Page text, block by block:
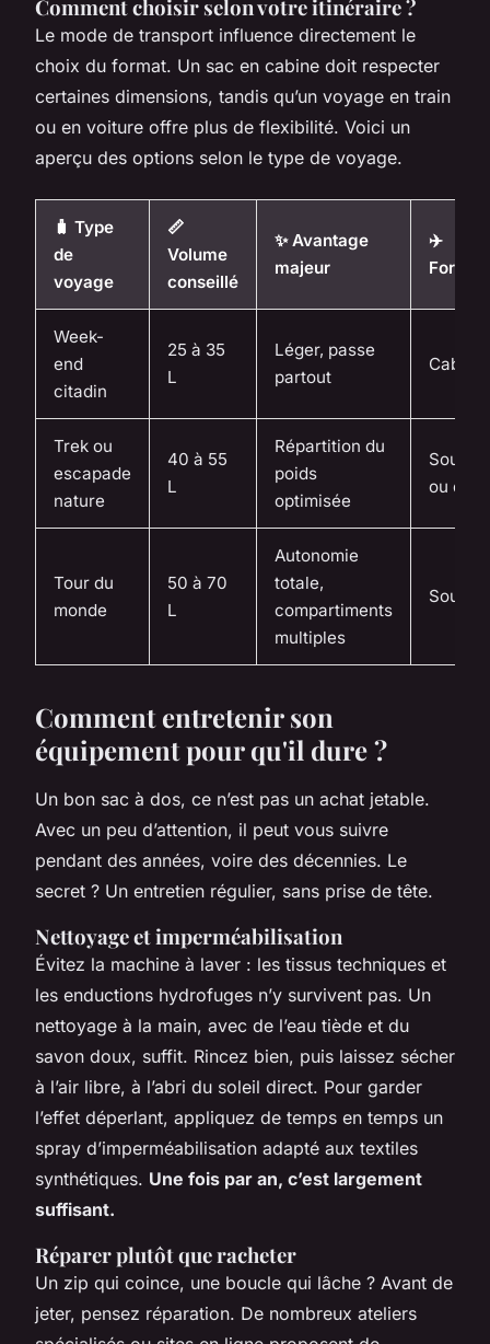
Comment choisir selon votre itinéraire ?
Le mode de transport influence directement le
choix du format. Un sac en cabine doit respecter
certaines dimensions, tandis qu’un voyage en train
ou en voiture offre plus de flexibilité. Voici un
aperçu des options selon le type de voyage.
🧳 Type
de
voyage
📏
Volume
conseillé
✨ Avantage
majeur
✈️
Format
Week-
end
citadin
25 à 35
L
Léger, passe
partout
Cabine
Trek ou
escapade
nature
40 à 55
L
Répartition du
poids
optimisée
Soute
ou dos
Tour du
monde
50 à 70
L
Autonomie
totale,
compartiments
multiples
Soute
Comment entretenir son
équipement pour qu'il dure ?
Un bon sac à dos, ce n’est pas un achat jetable.
Avec un peu d’attention, il peut vous suivre
pendant des années, voire des décennies. Le
secret ? Un entretien régulier, sans prise de tête.
Nettoyage et imperméabilisation
Évitez la machine à laver : les tissus techniques et
les enductions hydrofuges n’y survivent pas. Un
nettoyage à la main, avec de l’eau tiède et du
savon doux, suffit. Rincez bien, puis laissez sécher
à l’air libre, à l’abri du soleil direct. Pour garder
l’effet déperlant, appliquez de temps en temps un
spray d’imperméabilisation adapté aux textiles
synthétiques. Une fois par an, c’est largement
suffisant.
Réparer plutôt que racheter
Un zip qui coince, une boucle qui lâche ? Avant de
jeter, pensez réparation. De nombreux ateliers